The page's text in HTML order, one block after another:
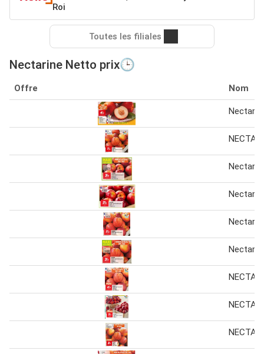
Roi
Toutes les filiales
Nectarine Netto prix🕒
Offre Nom